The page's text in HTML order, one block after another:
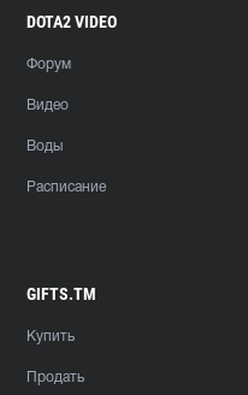
DOTA2 VIDEO
Форум
Видео
Воды
Расписание
GIFTS.TM
Купить
Продать